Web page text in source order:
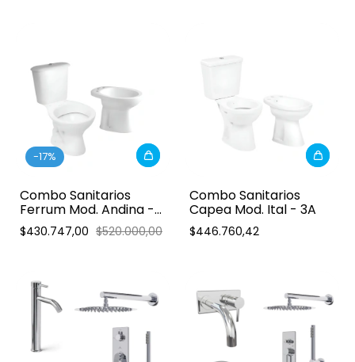
-17%
Combo Sanitarios
Ferrum Mod. Andina -
1A
$430.747,00 $520.000,00
Combo Sanitarios
Capea Mod. Ital - 3A
$446.760,42